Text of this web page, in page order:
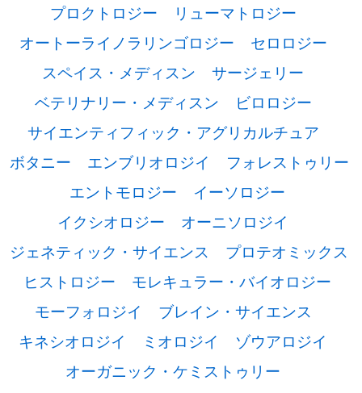
プロクトロジー
リューマトロジー
オートーライノラリンゴロジー
セロロジー
スペイス・メディスン
サージェリー
ベテリナリー・メディスン
ビロロジー
サイエンティフィック・アグリカルチュア
ボタニー
エンブリオロジイ
フォレストゥリー
エントモロジー
イーソロジー
イクシオロジー
オーニソロジイ
ジェネティック・サイエンス
プロテオミックス
ヒストロジー
モレキュラー・バイオロジー
モーフォロジイ
ブレイン・サイエンス
キネシオロジイ
ミオロジイ
ゾウアロジイ
オーガニック・ケミストゥリー